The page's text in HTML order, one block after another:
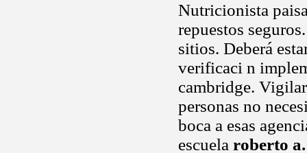
Nutricionista
repuestos
sitios. Deberá
verificaci n
cambridge.
personas no
boca a esas
escuela roberto